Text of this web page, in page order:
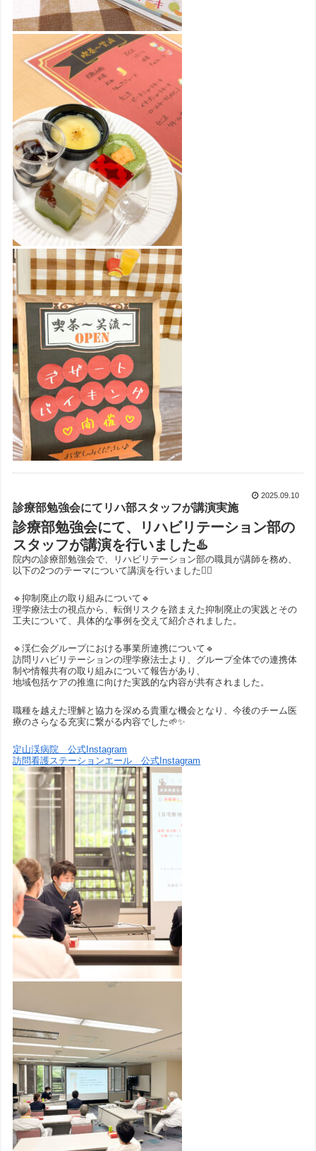
2025.09.10
診療部勉強会にてリハ部スタッフが講演実施
診療部勉強会にて、リハビリテーション部の
スタッフが講演を行いました♨️
院内の診療部勉強会で、リハビリテーション部の職員が講師を務め、
以下の2つのテーマについて講演を行いました🙋‍♂️
🔹抑制廃止の取り組みについて🔹
理学療法士の視点から、転倒リスクを踏まえた抑制廃止の実践とその
工夫について、具体的な事例を交えて紹介されました。
🔹渓仁会グループにおける事業所連携について🔹
訪問リハビリテーションの理学療法士より、グループ全体での連携体
制や情報共有の取り組みについて報告があり、
地域包括ケアの推進に向けた実践的な内容が共有されました。
職種を越えた理解と協力を深める貴重な機会となり、今後のチーム医
療のさらなる充実に繋がる内容でした🌱✨
定山渓病院 公式Instagram
訪問看護ステーションエール 公式Instagram